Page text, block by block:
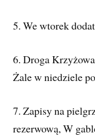
5. We wtorek
6. Droga
Żale w niedziele
7. Zapisy na
rezerwową, W